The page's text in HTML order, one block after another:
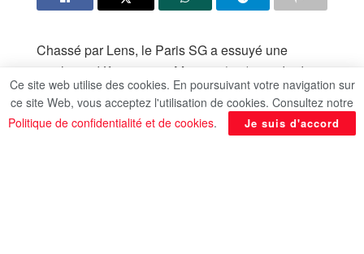
Chassé par Lens, le Paris SG a essuyé une
cinglante défaite contre Monaco (3-1), vendredi au
Parc des Princes pour la 25e journée de Ligue 1,
entretenant ses doutes avant le choc contre
Chelsea mercredi en huitièmes aller de Ligue des
Ce site web utilise des cookies. En poursuivant votre navigation sur
ce site Web, vous acceptez l'utilisation de cookies. Consultez notre
Politique de confidentialité et de cookies. Je suis d'accord